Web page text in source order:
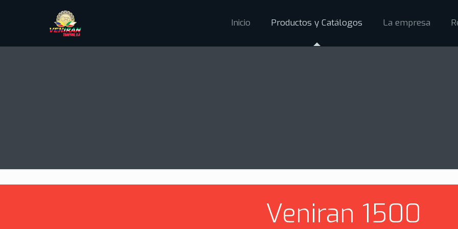
Inicio Productos y Catálogos La empresa
Veniran 1500